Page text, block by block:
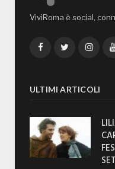
ViviRoma è social,
FacebookTwitter
ULTIMI ARTICOLI